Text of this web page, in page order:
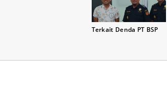
Terkait Denda PT BSP